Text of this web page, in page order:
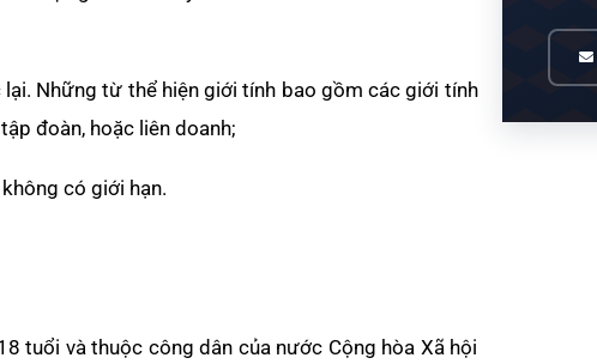
Những từ thể hiện giới tính bao gồm các giới tính
đoàn, hoặc liên doanh;
có giới hạn.
tuổi và thuộc công dân của nước Cộng hòa Xã hội